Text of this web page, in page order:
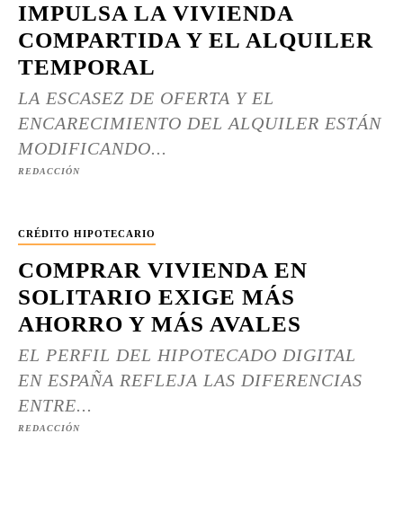
IMPULSA LA VIVIENDA
COMPARTIDA Y EL ALQUILER
TEMPORAL
LA ESCASEZ DE OFERTA Y EL
ENCARECIMIENTO DEL ALQUILER ESTÁN
MODIFICANDO...
REDACCIÓN
CRÉDITO HIPOTECARIO
COMPRAR VIVIENDA EN
SOLITARIO EXIGE MÁS
AHORRO Y MÁS AVALES
EL PERFIL DEL HIPOTECADO DIGITAL
EN ESPAÑA REFLEJA LAS DIFERENCIAS
ENTRE...
REDACCIÓN